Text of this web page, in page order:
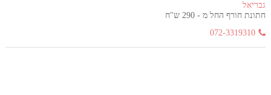
גבריאל
חתונת חורף החל מ - 290 ש"ח
072-3319310